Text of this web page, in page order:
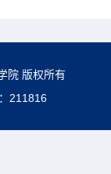
院 版权所有
211816